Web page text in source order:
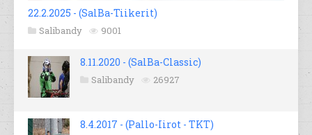
22.2.2025 - (SalBa-Tiikerit)
Salibandy 9001
8.11.2020 - (SalBa-Classic)
Salibandy 26927
8.4.2017 - (Pallo-Iirot - TKT)